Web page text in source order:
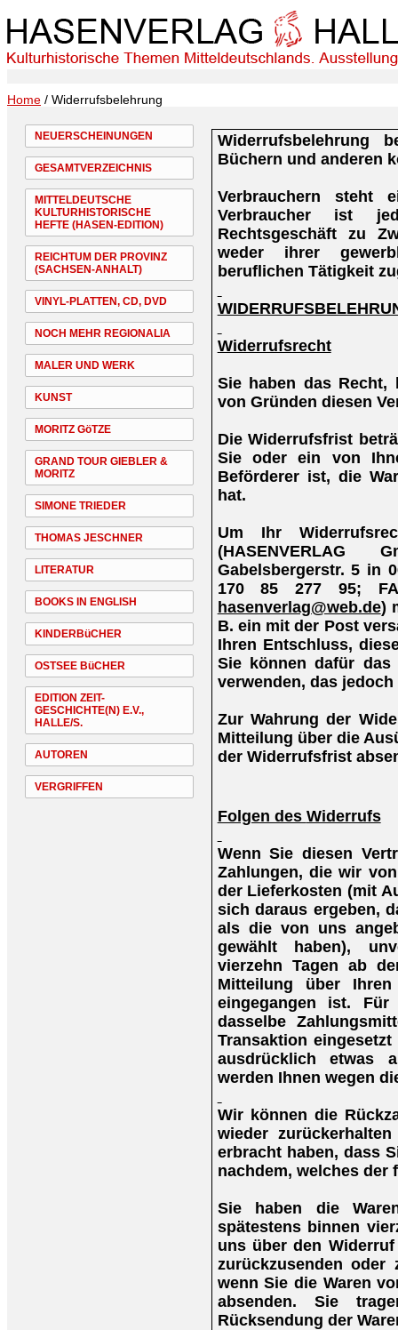
Home / Widerrufsbelehrung
NEUERSCHEINUNGEN
GESAMTVERZEICHNIS
MITTELDEUTSCHE
KULTURHISTORISCHE
HEFTE (HASEN-EDITION)
REICHTUM DER PROVINZ
(SACHSEN-ANHALT)
VINYL-PLATTEN, CD, DVD
NOCH MEHR REGIONALIA
MALER UND WERK
KUNST
MORITZ GöTZE
GRAND TOUR GIEBLER &
MORITZ
SIMONE TRIEDER
THOMAS JESCHNER
LITERATUR
BOOKS IN ENGLISH
KINDERBüCHER
OSTSEE BüCHER
EDITION ZEIT-
GESCHICHTE(N) E.V.,
HALLE/S.
AUTOREN
VERGRIFFEN
Widerrufsbelehrung
Büchern und anderen
Verbrauchern steht
Verbraucher ist
Rechtsgeschäft zu
weder ihrer
beruflichen Tätigkeit
Widerrufsrecht
Sie haben das Recht,
von Gründen diesen
Die Widerrufsfrist
Sie oder ein von
Beförderer ist, die
hat.
Um Ihr
Gabelsbergerstr. 5 in
170 85 277 95;
hasenverlag@web.de)
B. ein mit der Post
Ihren Entschluss,
Sie können dafür das
verwenden, das
Zur Wahrung der
Mitteilung über die
der Widerrufsfrist
Folgen des Widerrufs
Wenn Sie diesen
Zahlungen, die wir
der Lieferkosten (mit
sich daraus ergeben,
als die von uns
gewählt haben),
vierzehn Tagen ab
Mitteilung über
eingegangen ist.
dasselbe
Transaktion
ausdrücklich etwas
werden Ihnen wegen
Wir können die
wieder
erbracht haben, dass
nachdem, welches der
Sie haben die
spätestens binnen
uns über den
zurückzusenden
wenn Sie die Waren
absenden. Sie
Rücksendung der